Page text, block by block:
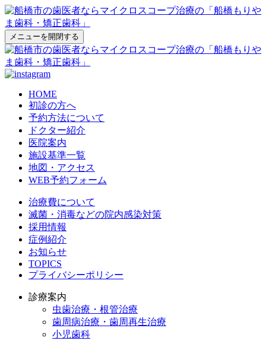
メニューを開閉する
HOME
初診の方へ
予約方法について
ドクター紹介
医院案内
施設基準一覧
地図・アクセス
WEB予約フォーム
治療費について
滅菌・消毒などの院内感染対策
採用情報
症例紹介
お知らせ
TOPICS
プライバシーポリシー
診療案内
虫歯治療・根管治療
歯周病治療・歯周再生治療
小児歯科